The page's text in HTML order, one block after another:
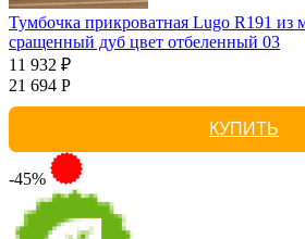
Тумбочка прикроватная Lugo R191 из
сращенный дуб цвет отбеленный 03
11 932 ₽
21 694 Р
КУПИТЬ
-45%